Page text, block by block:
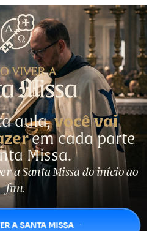
aula,você vai
em cada parte
Missa.
a Santa Missa do início ao
fim.
A SANTA MISSA